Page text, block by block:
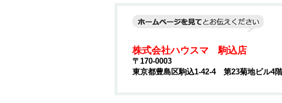
株式会社ハウスマ 駒込店
〒170-0003
東京都豊島区駒込1-42-4 第23菊地ビル4階